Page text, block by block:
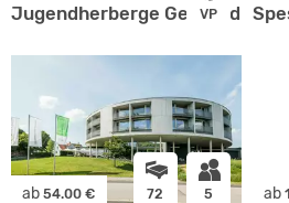
VP
Jugendherberge Gersfeld
ab 54.00 € 72 5 ab